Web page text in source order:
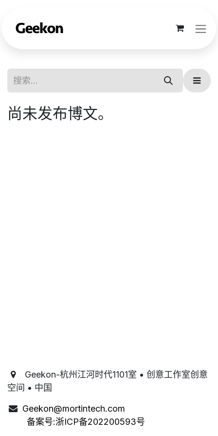
尚未发布博文。
Geekon-杭州江河时代1101室 • 创意工作室创意
空间 • 中国
Geekon@mortintech.com
备案号:浙ICP备202200593号